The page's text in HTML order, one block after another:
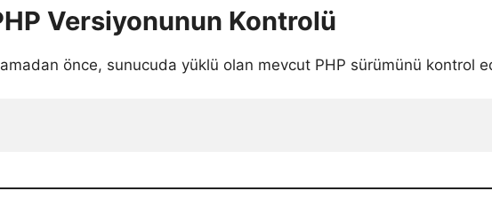
Versiyonunun Kontrolü
önce, sunucuda yüklü olan mevcut PHP sürümünü kontrol